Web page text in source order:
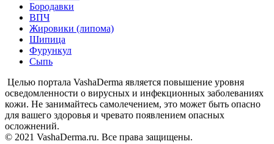
Бородавки
ВПЧ
Жировики (липома)
Шипица
Фурункул
Сыпь
Целью портала VashaDerma является повышение уровня
осведомленности о вирусных и инфекционных заболеваниях
кожи. Не занимайтесь самолечением, это может быть опасно
для вашего здоровья и чревато появлением опасных
осложнений.
© 2021 VashaDerma.ru. Все права защищены.